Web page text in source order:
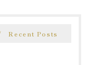
Recent Posts